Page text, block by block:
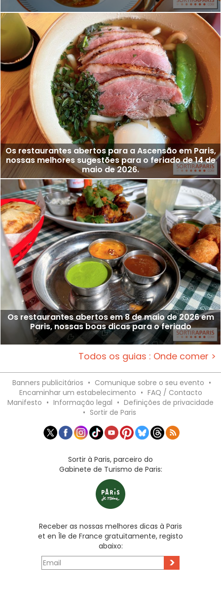
Os restaurantes abertos para a Ascensão em Paris,
nossas melhores sugestões para o feriado de 14 de
maio de 2026.
Os restaurantes abertos em 8 de maio de 2026 em
Paris, nossas boas dicas para o feriado
Todos os guias : Onde comer >
Banners publicitários • Comunique sobre o seu evento •
Encaminhar um estabelecimento • FAQ / Contacto
Manifesto • Informação legal • Definições de privacidade
• Sortir de Paris
Sortir à Paris, parceiro do
Gabinete de Turismo de Paris:
Receber as nossas melhores dicas à Paris
et en Île de France gratuitamente, registo
abaixo:
>